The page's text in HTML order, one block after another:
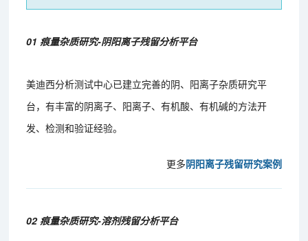
01 痕量杂质研究-阴阳离子残留分析平台
美迪西分析测试中心已建立完善的阴、阳离子杂质研究平
台，有丰富的阴离子、阳离子、有机酸、有机碱的方法开
发、检测和验证经验。
更多阴阳离子残留研究案例
02 痕量杂质研究-溶剂残留分析平台